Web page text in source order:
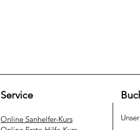
Service
​Online Sanhelfer-Kurs​